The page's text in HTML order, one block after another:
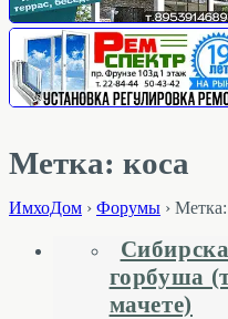
Метка: коса
ИмхоДом › Форумы › Метка:
горбуша
мачете)